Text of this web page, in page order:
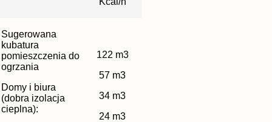
Sugerowana
kubatura
pomieszczenia do
ogrzania
Domy i biura
(dobra izolacja
cieplna):
122 m3
57 m3
34 m3
24 m3